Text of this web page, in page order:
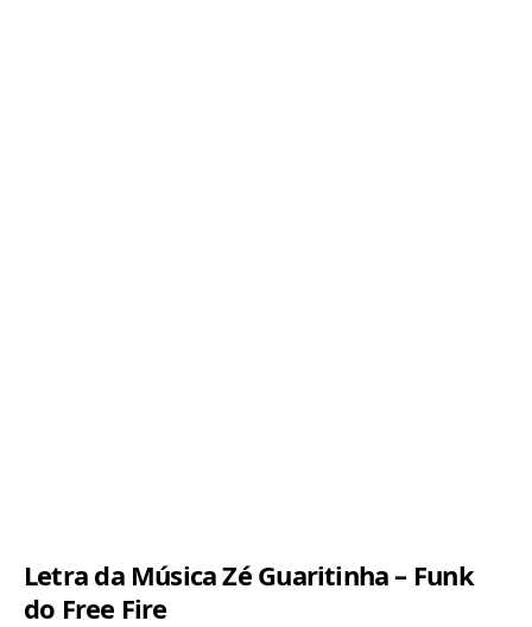
Letra da Música Zé Guaritinha – Funk
do Free Fire